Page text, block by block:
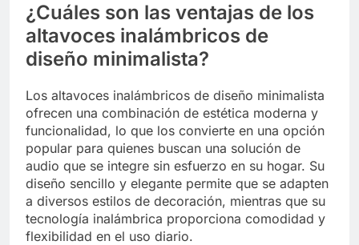
¿Cuáles son las ventajas de los
altavoces inalámbricos de
diseño minimalista?
Los altavoces inalámbricos de diseño minimalista
ofrecen una combinación de estética moderna y
funcionalidad, lo que los convierte en una opción
popular para quienes buscan una solución de
audio que se integre sin esfuerzo en su hogar. Su
diseño sencillo y elegante permite que se adapten
a diversos estilos de decoración, mientras que su
tecnología inalámbrica proporciona comodidad y
flexibilidad en el uso diario.